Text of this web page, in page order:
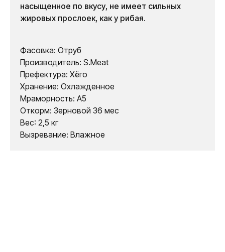
насыщенное по вкусу, не имеет сильных
жировых прослоек, как у рибая.
Фасовка: Отруб
Производитель: S.Meat
Префектура: Хёго
Хранение: Охлажденное
Мраморность: А5
Откорм: Зерновой 36 мес
Вес: 2,5 кг
Вызревание: Влажное